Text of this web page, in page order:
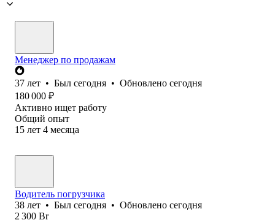
Менеджер по продажам
37 лет • Был сегодня • Обновлено сегодня
180 000 ₽
Активно ищет работу
Общий опыт
15 лет 4 месяца
Водитель погрузчика
38 лет • Был сегодня • Обновлено сегодня
2 300 Br